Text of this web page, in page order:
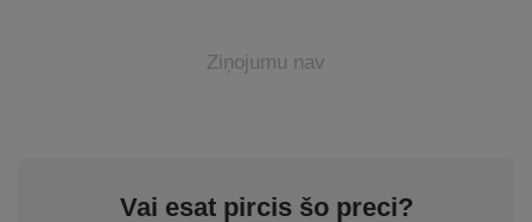
Ziņojumu nav
Vai esat pircis šo preci?